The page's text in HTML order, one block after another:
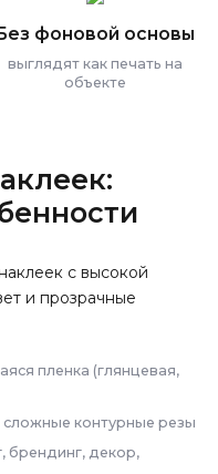
Без фоновой основы
выглядят как печать на
объекте
с высокой
и прозрачные
пленка (глянцевая,
контурные резы
брендинг, декор,